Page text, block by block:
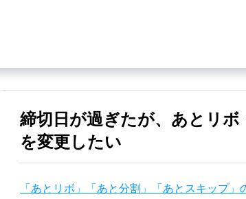
締切日が過ぎたが、あとリ
を変更したい
「あとリボ」「あと分割」「あとスキップ」